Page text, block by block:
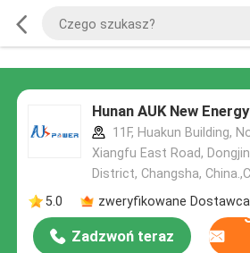
Hunan AUK New
11F, Huakun Building,
Xiangfu East Road,
District, Changsha,
5.0
zweryfikowane Dostawca
Zadzwoń teraz